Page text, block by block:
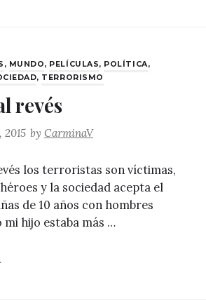
, MUNDO, PELÍCULAS, POLÍTICA,
, TERRORISMO
revés
2015 byCarminaV
los terroristas son víctimas,
y la sociedad acepta el
de 10 años con hombres
mi hijo estaba más …